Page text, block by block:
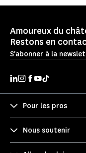
Amoureux du
Restons en
S'abonner à la
Pour les pros
Nous soutenir